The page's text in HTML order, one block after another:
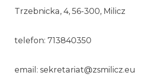
Trzebnicka, 4, 56-300, Milicz
telefon: 713840350
email: sekretariat@zsmilicz.eu